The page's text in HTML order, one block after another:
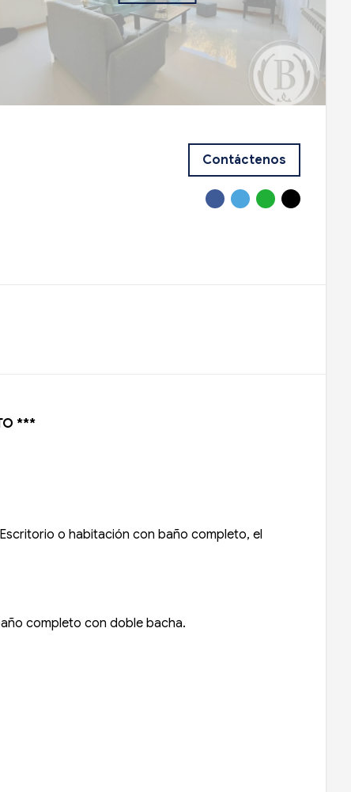
Contáctenos
***
o habitación con baño completo, el
completo con doble bacha.